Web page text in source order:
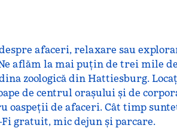
afaceri, relaxare sau
aflăm la mai puțin de trei mile
zoologică din Hattiesburg.
de centrul orașului și de
oaspeții de afaceri. Cât timp
gratuit, mic dejun și parcare.